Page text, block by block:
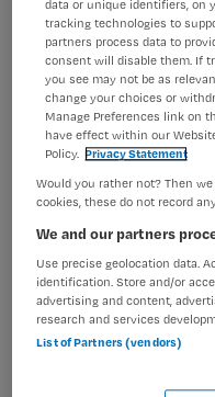
persoonlijke, medische
onze cliënten. We
te creëren waarin
ontvangen. Ben jij de...
Bekijk vacature
Happy Nurse,
data or unique identifiers, on
tracking technologies to
partners process data to
consent will disable them. If
you see may not be as
change your choices or
Manage Preferences link on
have effect within our
Policy. Privacy Statement
Would you rather not? Then
cookies, these do not record
We and our partners
Use precise geolocation data.
identification. Store and/or
advertising and content,
research and services
List of Partners (vendors)